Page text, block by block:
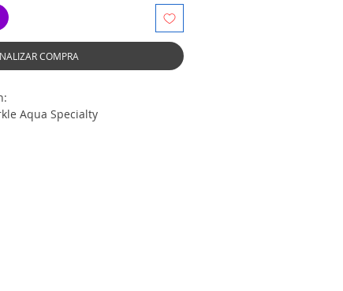
COMPRA
Aqua Specialty
Color Make 12x10"
Make 12x10"